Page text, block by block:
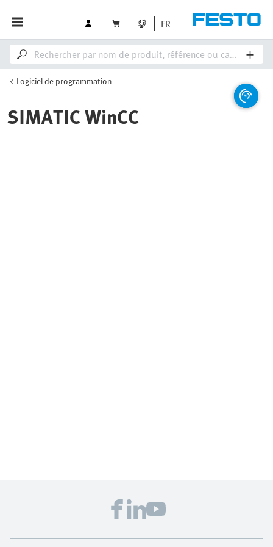
FR
Logiciel de programmation
SIMATIC WinCC